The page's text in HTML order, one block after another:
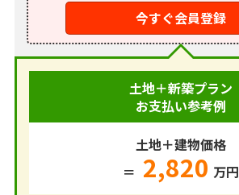
今すぐ会員登録
土地＋新築プラン
お支払い参考例
土地＋建物価格
＝ 2,820 万円